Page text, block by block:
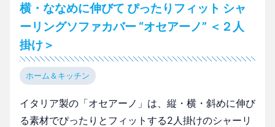
横・ななめに伸びて ぴったりフィット シャ
ーリングソファカバー “オセアーノ” ＜２人
掛け＞
ホーム＆キッチン
イタリア製の「オセアーノ」は、縦・横・斜めに伸び
る素材でぴったりとフィットする2人掛けのシャーリ